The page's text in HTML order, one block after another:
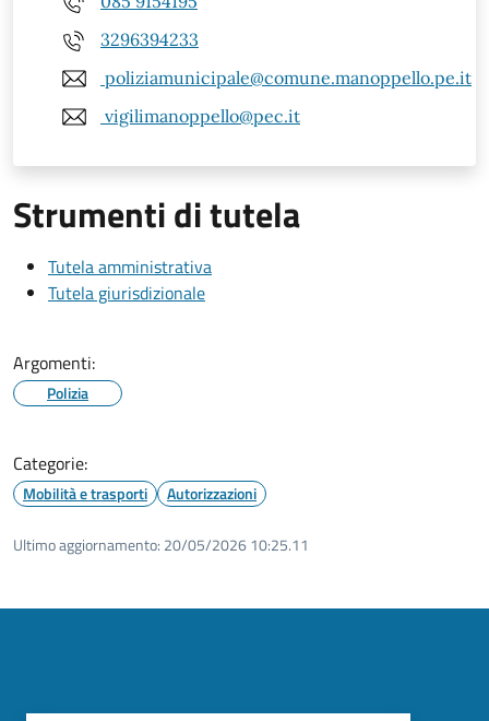
3296394233
poliziamunicipale@comune.manoppello.pe.it
vigilimanoppello@pec.it
Strumenti di tutela
Tutela amministrativa
Tutela giurisdizionale
Argomenti:
Polizia
Categorie:
Mobilità e trasporti Autorizzazioni
Ultimo aggiornamento: 20/05/2026 10:25.11